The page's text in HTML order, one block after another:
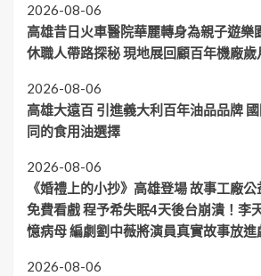
2026-08-06
高雄昔日火車醫院華麗轉身為親子遊樂
休職人帶路探秘 現地展回顧百年機廠歲
2026-08-06
高雄大遠百 引進義大利百年油品品牌
同的食用油選擇
2026-08-06
《婚禮上的小抄》高雄登場 故事工廠
免費看戲 程予希失眠4天後台崩潰！李
憶病母 編劇劉中薇將演員真實故事放進
2026-08-06